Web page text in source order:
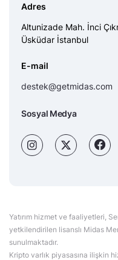
Adres
Altunizade Mah. İnci
Üsküdar İstanbul
E-mail
destek@getmidas.com
Sosyal Medya
Yatırım hizmet ve faaliyetleri,
yetkilendirilen lisanslı Midas
sunulmaktadır.
Kripto varlık piyasasına ilişkin